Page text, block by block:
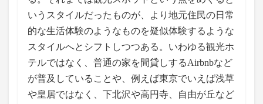
いうスタイルだったものが、より地元住民の日常
的な生活体験のようなものを疑似体験するような
スタイルへとシフトしつつある。いわゆる観光ホ
テルではなく、普通の家を間貸しするAirbnbなど
が普及していることや、例えば東京でいえば浅草
や皇居ではなく、下北沢や高円寺、自由が丘など